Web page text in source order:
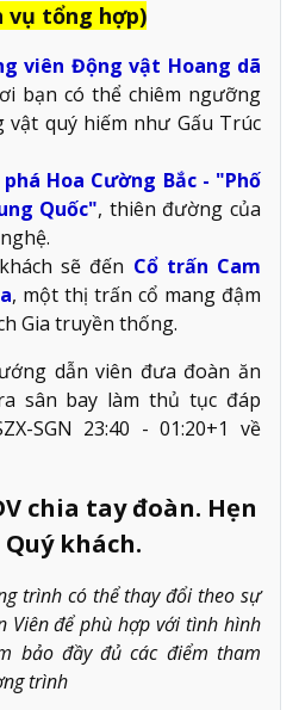
vụ tổng hợp)
viên Động vật Hoang dã
bạn có thể chiêm ngưỡng
quý hiếm như Gấu Trúc
Hoa Cường Bắc - "Phố
Quốc", thiên đường của
sẽ đến Cổ trấn Cam
, một thị trấn cổ mang đậm
Gia truyền thống.
dẫn viên đưa đoàn ăn
sân bay làm thủ tục đáp
SGN 23:40 - 01:20+1 về
chia tay đoàn. Hẹn
khách.
trình có thể thay đổi theo sự
Viên để phù hợp với tình hình
bảo đầy đủ các điểm tham
trình